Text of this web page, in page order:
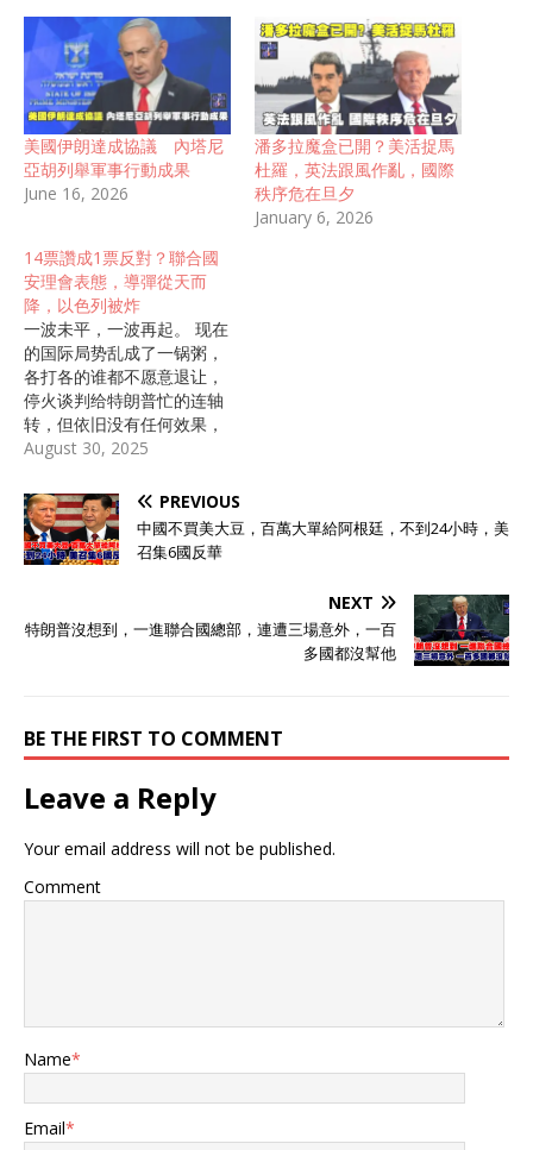
美國伊朗達成協議 內塔尼
亞胡列舉軍事行動成果
June 16, 2026
潘多拉魔盒已開？美活捉馬
杜羅，英法跟風作亂，國際
秩序危在旦夕
January 6, 2026
14票讚成1票反對？聯合國
安理會表態，導彈從天而
降，以色列被炸
一波未平，一波再起。 现在
的国际局势乱成了一锅粥，
各打各的谁都不愿意退让，
停火谈判给特朗普忙的连轴
转，但依旧没有任何效果，
甚至还有升级的局势。 国际
烈，就在俄乌谈判的关键时
刻，又发生了3件大事 第一
件大事 27日凌晨，胡塞武装
向以色列本·古里安国际机场
导弹采用了先进的隐形技
发射地飞抵目标区域，留给
防空系统反应和拦截的时间
武装说的那样，以色列防空
动“铁穹”及其他多层防空系
统，多次尝试拦截，但未能
成功击落该导弹。 导弹精准
旅客，确保二次袭击风险得
往返以色列的航班将被取消
August 30, 2025
PREVIOUS
中國不買美大豆，百萬大單給阿根廷，不到24小時，美
召集6國反華
NEXT
特朗普沒想到，一進聯合國總部，連遭三場意外，一百
多國都沒幫他
BE THE FIRST TO COMMENT
Leave a Reply
Your email address will not be published.
Comment
Name*
Email*